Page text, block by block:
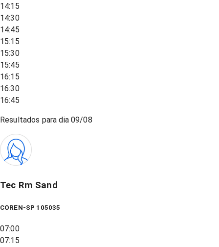
14:15
14:30
14:45
15:15
15:30
15:45
16:15
16:30
16:45
Resultados para dia09/08
Tec Rm Sand
COREN-SP 105035
07:00
07:15